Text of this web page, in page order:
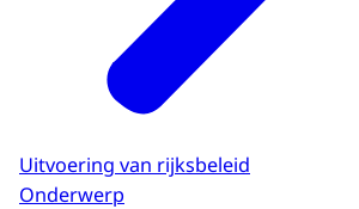
Uitvoering van rijksbeleid
Onderwerp